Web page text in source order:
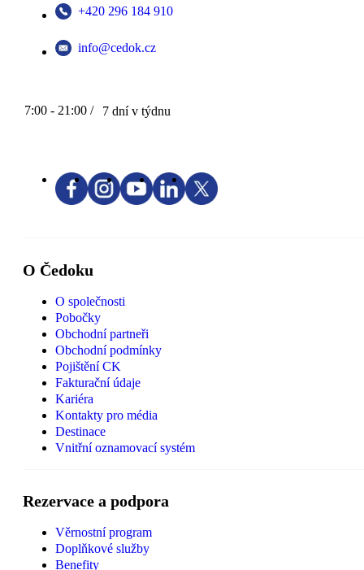
+420 296 184 910
info@cedok.cz
7:00 - 21:00 / 7 dní v týdnu
O Čedoku
O společnosti
Pobočky
Obchodní partneři
Obchodní podmínky
Pojištění CK
Fakturační údaje
Kariéra
Kontakty pro média
Destinace
Vnitřní oznamovací systém
Rezervace a podpora
Věrnostní program
Doplňkové služby
Benefity